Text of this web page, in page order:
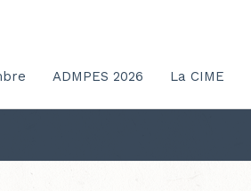
ADMPES 2026 La CIME